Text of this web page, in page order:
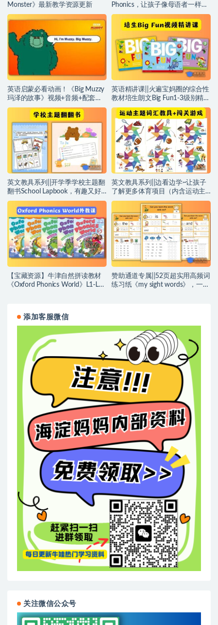
Monster》最新教学资源更新
Phonics，让孩子像母语者一样学
习英语（含学习视频资源）~编号
【AF0069】
英语启蒙必看动画！《Big Muzzy
玛泽的故事》视频+音频+配套绘
本、台词本、单词图卡等~编号
[【EE0117】
英语精讲课||火遍宝妈圈的综合性
教材培生朗文Big Fun1-3级别精讲
课，超级省妈的课堂全新体验~编
号【KK0020】
英文教具系列||开学季学校主题翻
翻书School Lapbook，有趣又好
玩，让孩子玩的过程中把词汇记
住~编号【JJ0034】
英文教具系列||边看边学~让孩子
了解更多体育项目（内含运动主
题词汇10套+滑雪闯关游戏）~编
号【JJ0031】
【宝藏资源】牛津自然拼读教材
《Oxford Phonics World》L1-L5
赞助通道专属||52页超实用高频词
练习纸《my sight words》，一个
添加客服微信
关注微信公众号